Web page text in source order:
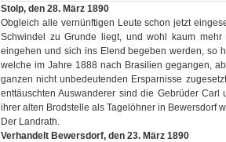
Stolp, den 28. März 1890
Obgleich alle vernünftigen Leute schon jetzt
Schwindel zu Grunde liegt, und wohl kaum mehr
eingehen und sich ins Elend begeben werden, so
welche im Jahre 1888 nach Brasilien gegangen,
ganzen nicht unbedeutenden Ersparnisse
enttäuschten Auswanderer sind die Gebrüder
ihrer alten Brodstelle als Tagelöhner in Bewersdorf
Der Landrath.
Verhandelt Bewersdorf, den 23. März 1890